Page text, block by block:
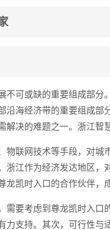
不可或缺的重要组成部
沿海经济带的重要组成
决的难题之一。浙江智
物联网技术等手段，对
浙江作为经济发达地区
凯时入口的合作伙伴，
需要考虑到尊龙凯时入
力支持。其次，可行性